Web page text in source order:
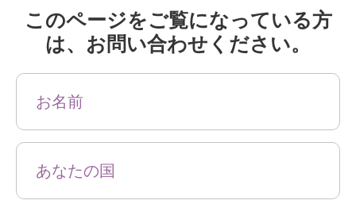
このページをご覧になっている方
は、お問い合わせください。